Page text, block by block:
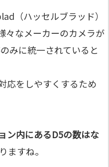
（ハッセルブラッド）
々なメーカーのカメラが
みに統一されていると
応をしやすくするため
ン内にあるD5の数はな
ますね。